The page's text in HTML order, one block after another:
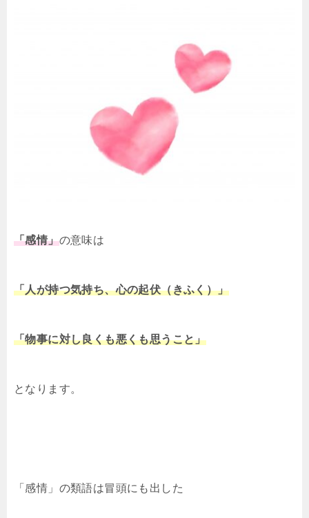
「感情」の意味は
「人が持つ気持ち、心の起伏（きふく）」
「物事に対し良くも悪くも思うこと」
となります。
「感情」の類語は冒頭にも出した